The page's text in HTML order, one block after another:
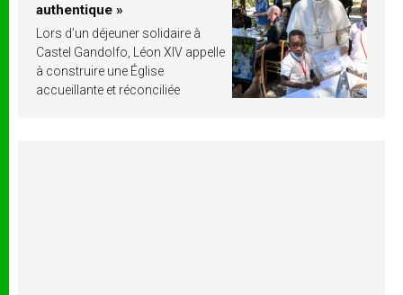
authentique »
Lors d’un déjeuner solidaire à
Castel Gandolfo, Léon XIV appelle
à construire une Église
accueillante et réconciliée